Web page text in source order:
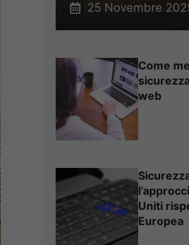
25 Novembre
Come
web
Uniti
Europea